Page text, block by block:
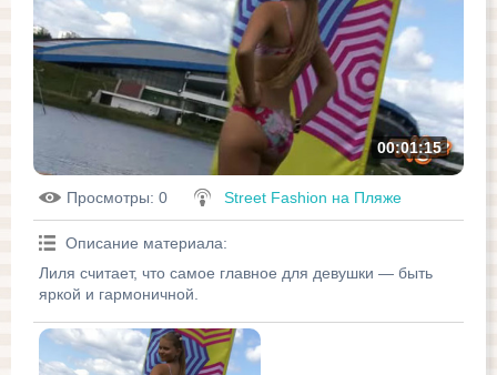
00:01:15
Просмотры: 0 Street Fashion на Пляже
Описание материала:
Лиля считает, что самое главное для девушки — быть
яркой и гармоничной.